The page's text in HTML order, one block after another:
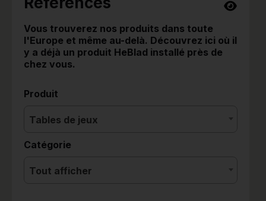
Vous trouverez nos produits dans toute
l'Europe et même au-delà. Découvrez ici où il
y a déjà un produit HeBlad installé près de
chez vous.
Produit
Tables de jeux
Catégorie
Tout afficher